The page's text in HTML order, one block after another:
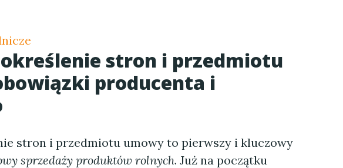
stron i przedmiotu
producenta i
stron i przedmiotu umowy to pierwszy i kluczowy
sprzedaży produktów rolnych. Już na początku